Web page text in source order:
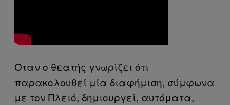
Όταν ο θεατής γνωρίζει ότι
παρακολουθεί μία διαφήμιση, σύμφωνα
με τον Πλειό, δημιουργεί, αυτόματα,